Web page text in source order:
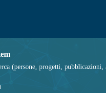
(persone, progetti,